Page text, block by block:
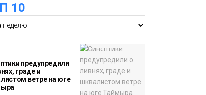
гардеробные блоки в
АТО «НПТБТ»
обустроили по
программе «Сделано
с заботой»
10
предупредили
граде и
ветре на юге